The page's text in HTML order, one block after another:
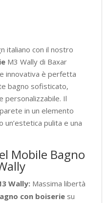
italiano con il nostro
M3 Wally di Baxar
innovativa è perfetta
bagno sofisticato,
personalizzabile. Il
in un elemento
pulita e una
Mobile Bagno
Wally: Massima libertà
con boiserie su